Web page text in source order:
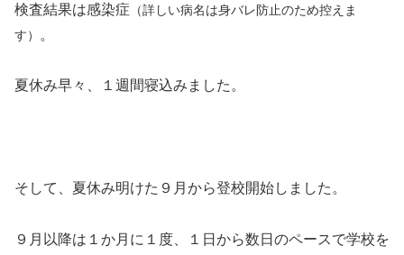
検査結果は感染症 （詳しい病名は身バレ防止のため控えま
す）
。
夏休み早々、１週間寝込みました。
そして、夏休み明けた９月から登校開始しました。
９月以降は１か月に１度、１日から数日のペースで学校を